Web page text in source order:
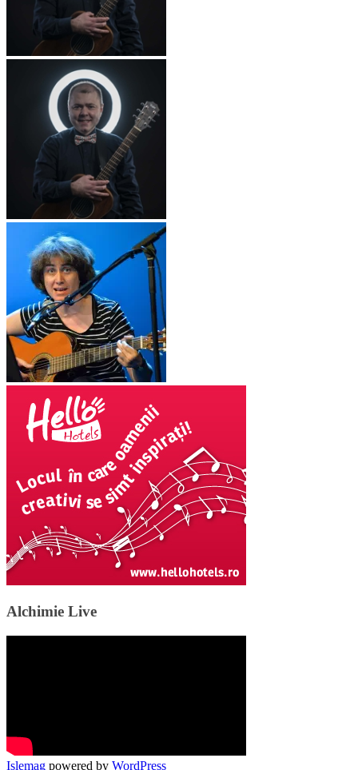
Alchimie Live
Islemag powered by WordPress